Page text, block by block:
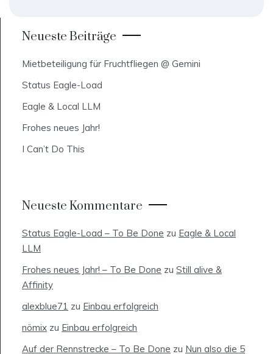
Neueste Beiträge
Mietbeteiligung für Fruchtfliegen @ Gemini
Status Eagle-Load
Eagle & Local LLM
Frohes neues Jahr!
I Can’t Do This
Neueste Kommentare
Status Eagle-Load – To Be Done zu Eagle & Local
LLM
Frohes neues Jahr! – To Be Done zu Still alive &
Affinity
alexblue71 zu Einbau erfolgreich
nömix zu Einbau erfolgreich
Auf der Rennstrecke – To Be Done zu Nun also die 5